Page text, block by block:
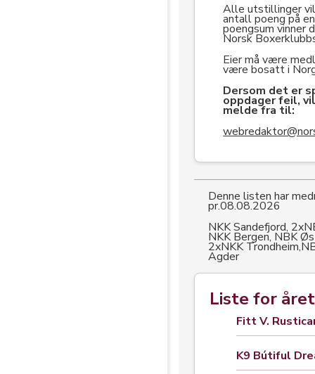
Alle utstillinger
antall poeng på
poengsum vinner
Norsk
Eier må være
være bosatt i
Dersom det er
oppdager feil,
melde fra til:
Denne listen har
pr.08.08.2026
NKK Sandefjord,
NKK Bergen, NBK
2xNKK
Agder
Liste for
Fitt V.
K9 Bútiful